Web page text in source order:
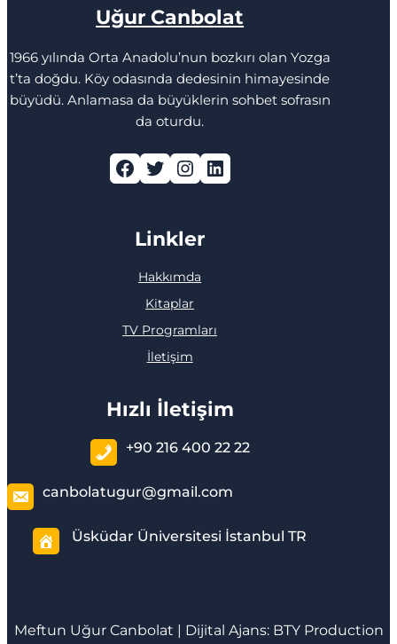
Uğur Canbolat
1966 yılında Orta Anadolu’nun bozkırı olan Yozga
t’ta doğdu. Köy odasında dedesinin himayesinde
büyüdü. Anlamasa da büyüklerin sohbet sofrasın
da oturdu.
Facebook Twitter Instagram LinkedIn
Linkler
Hakkımda
Kitaplar
TV Programları
İletişim
Hızlı İletişim
+90 216 400 22 22
canbolatugur@gmail.com
Üsküdar Üniversitesi İstanbul TR
Meftun Uğur Canbolat | Dijital Ajans: BTY Production